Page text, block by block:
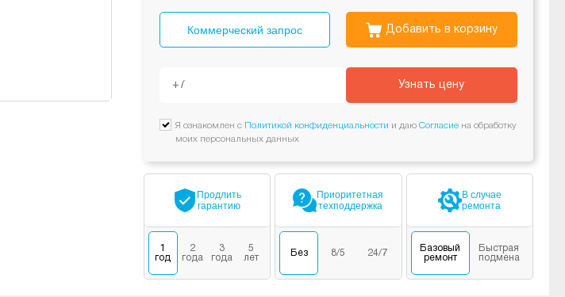
Коммерческий запрос Добавить в корзину
Узнать цену
Я ознакомлен с Политикой конфиденциальности и даю Согласиена обработку
моих персональных данных
Продлить
гарантию
1
год
2
года
3
года
5
лет
Приоритетная
техподдержка
Без 8/5 24/7
В случае
ремонта
Базовый
ремонт
Быстрая
подмена